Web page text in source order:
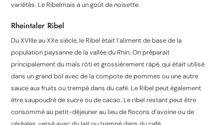
variétés. Le Ribelmais a un goût de noisette.
Rheintaler Ribel
Du XVIIIe au XXe siècle, le Ribel était l’alimentde base de la
population paysanne de la vallée du Rhin. On préparait
principalement du maïs rôti et grossièrement râpé, qui était utilisé
dans un grand bol avec de la compote de pommes ou une autre
sauce aux fruits ou trempé dans du café. Le Ribel peut également
être saupoudré de sucre ou de cacao. Le ribel restant peut être
consommé au petit-déjeuner au lieu de flocons d’avoine ou de